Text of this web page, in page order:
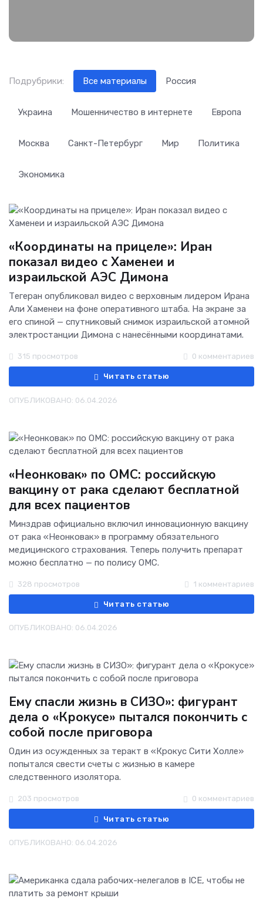
Подрубрики: Все материалы Россия
Украина Мошенничество в интернете Европа
Москва Санкт-Петербург Мир Политика
Экономика
«Координаты на прицеле»: Иран
показал видео с Хаменеи и
израильской АЭС Димона
Тегеран опубликовал видео с верховным лидером Ирана
Али Хаменеи на фоне оперативного штаба. На экране за
его спиной — спутниковый снимок израильской атомной
электростанции Димона с нанесёнными координатами.
315 просмотров 0 комментариев
Читать статью
ОПУБЛИКОВАНО: 06.04.2026
«Неонковак» по ОМС: российскую
вакцину от рака сделают бесплатной
для всех пациентов
Минздрав официально включил инновационную вакцину
от рака «Неонковак» в программу обязательного
медицинского страхования. Теперь получить препарат
можно бесплатно — по полису ОМС.
328 просмотров 1 комментариев
Читать статью
ОПУБЛИКОВАНО: 06.04.2026
Ему спасли жизнь в СИЗО»: фигурант
дела о «Крокусе» пытался покончить с
собой после приговора
Один из осужденных за теракт в «Крокус Сити Холле»
попытался свести счеты с жизнью в камере
следственного изолятора.
203 просмотров 0 комментариев
Читать статью
ОПУБЛИКОВАНО: 06.04.2026